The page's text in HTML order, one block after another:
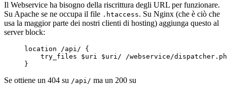
Il Webservice ha bisogno della riscrittura degli URL per funzionare.
Su Apache se ne occupa il file .htaccess. Su Nginx (che è ciò che
usa la maggior parte dei nostri clienti di hosting) aggiunga questo al
server block:
location /api/ {
try_files
$uri $uri/ /webservice/
}
Se ottiene un 404 su /api/ ma un 200 su